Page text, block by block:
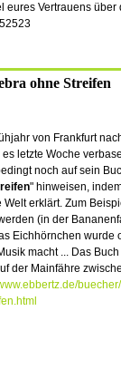
eures Vertrauens über
ohne Streifen
von Frankfurt
letzte Woche
noch auf sein
" hinweisen,
erklärt. Zum
(in der
Eichhörnchen wurde
macht ... Das
der Mainfähre